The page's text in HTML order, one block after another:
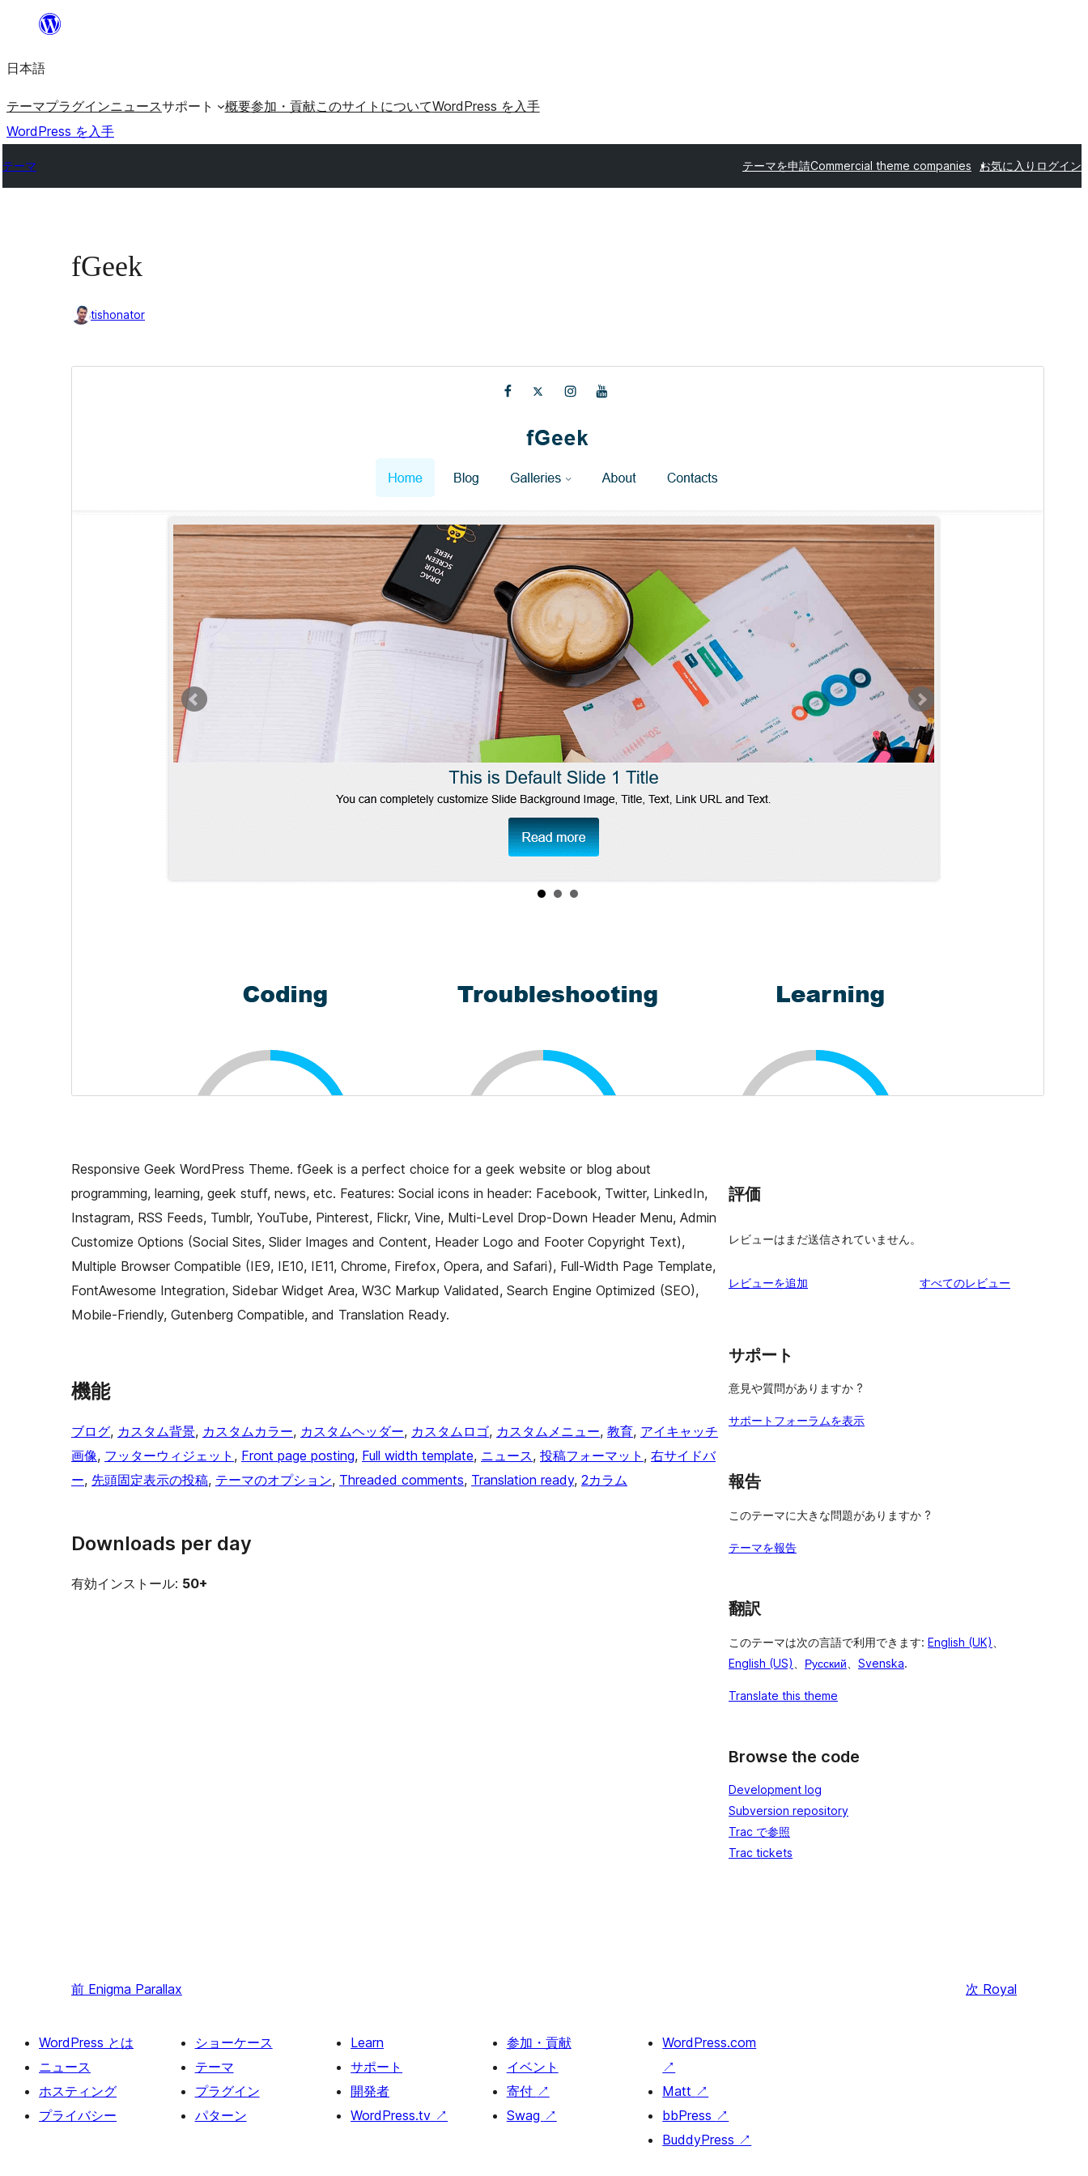
を
ッ
プ
日本語
テーマプラグインニュースサポート 概要参加・貢献このサイトについてWordPress を入手
WordPress を入手
テーマ テーマを申請Commercial theme companies お気に入り ログイン
fGeek
tishonator
Responsive Geek WordPress Theme. fGeek is a perfect choice for a geek website or blog about
programming, learning, geek stuff, news, etc. Features: Social icons in header: Facebook, Twitter, LinkedIn,
Instagram, RSS Feeds, Tumblr, YouTube, Pinterest, Flickr, Vine, Multi-Level Drop-Down Header Menu, Admin
Customize Options (Social Sites, Slider Images and Content, Header Logo and Footer Copyright Text),
Multiple Browser Compatible (IE9, IE10, IE11, Chrome, Firefox, Opera, and Safari), Full-Width Page Template,
FontAwesome Integration, Sidebar Widget Area, W3C Markup Validated, Search Engine Optimized (SEO),
Mobile-Friendly, Gutenberg Compatible, and Translation Ready.
機能
ブログ, カスタム背景, カスタムカラー, カスタムヘッダー, カスタムロゴ, カスタムメニュー, 教育, アイキャッチ
画像, フッターウィジェット , Front page posting, Full width template, ニュース, 投稿フォーマット , 右サイドバ
ー, 先頭固定表示の投稿, テーマのオプション, Threaded comments, Translation ready, 2カラム
Downloads per day
有効インストール: 50+
評価
レビューはまだ送信されていません。
レビューを追加 すべてのレビュー
サポート
意見や質問がありますか ?
サポートフォーラムを表示
報告
このテーマに大きな問題がありますか ?
テーマを報告
翻訳
このテーマは次の言語で利用できます: English (UK)
English (US)
Русский Svenska.
Translate this theme
Browse the code
Development log
Subversion repository
Trac で参照
Trac tickets
前 Enigma Parallax 次 Royal
WordPress とは
ニュース
ホスティング
プライバシー
ショーケース
テーマ
プラグイン
パターン
Learn
サポート
開発者
WordPress.tv ↗
参加・貢献
イベント
寄付 ↗
Swag ↗
WordPress.com
↗
Matt ↗
bbPress ↗
BuddyPress ↗